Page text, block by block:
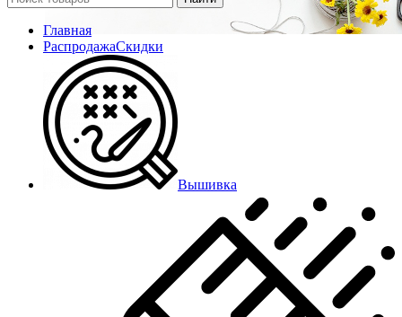
Главная
РаспродажаСкидки
Вышивка